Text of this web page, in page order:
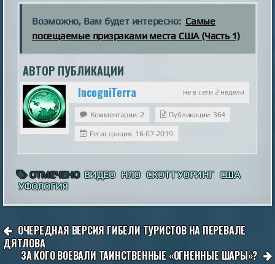
Возможно, Вам будет интересно: Самые
посещаемые призраками места США (Часть 1)
АВТОР ПУБЛИКАЦИИ
не в сети 2 недели
IncogniTerra
Комментарии: 2 Публикации: 364
Регистрация: 16-07-2019
ОТМЕЧЕНО ВИДЕО НЛО СКОТТ УОРИНГ США
УФОЛОГИЯ
НАВИГАЦИЯ
ПО
ОЧЕРЕДНАЯ ВЕРСИЯ ГИБЕЛИ ТУРИСТОВ НА ПЕРЕВАЛЕ
ДЯТЛОВА
ЗА КОГО ВОЕВАЛИ ТАИНСТВЕННЫЕ «ОГНЕННЫЕ ШАРЫ»?